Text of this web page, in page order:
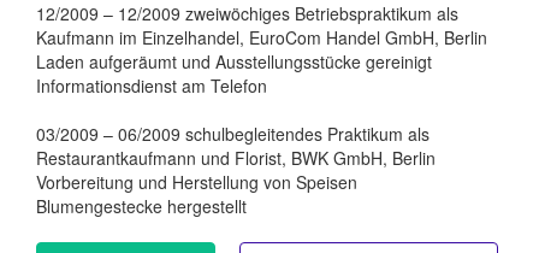
12/2009 – 12/2009 zweiwöchiges Betriebspraktikum als
Kaufmann im Einzelhandel, EuroCom Handel GmbH, Berlin
Laden aufgeräumt und Ausstellungsstücke gereinigt
Informationsdienst am Telefon
03/2009 – 06/2009 schulbegleitendes Praktikum als
Restaurantkaufmann und Florist, BWK GmbH, Berlin
Vorbereitung und Herstellung von Speisen
Blumengestecke hergestellt